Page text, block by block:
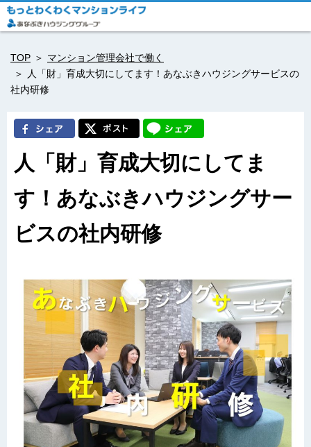
TOP
マンション管理会社で働く
人「財」育成大切にしてます！あなぶきハウジングサービスの
社内研修
人「財」育成大切にしてま
す！あなぶきハウジングサー
ビスの社内研修